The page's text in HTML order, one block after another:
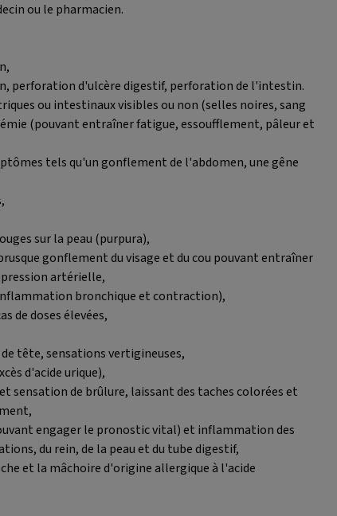
ou le pharmacien.
perforation d'ulcère digestif, perforation de l'intestin.
ou intestinaux visibles ou non (selles noires, sang
(pouvant entraîner fatigue, essoufflement, pâleur et
tels qu'un gonflement de l'abdomen, une gêne
sur la peau (purpura),
gonflement du visage et du cou pouvant entraîner
artérielle,
bronchique et contraction),
de doses élevées,
tête, sensations vertigineuses,
d'acide urique),
sensation de brûlure, laissant des taches colorées et
engager le pronostic vital) et inflammation des
du rein, de la peau et du tube digestif,
et la mâchoire d'origine allergique à l'acide